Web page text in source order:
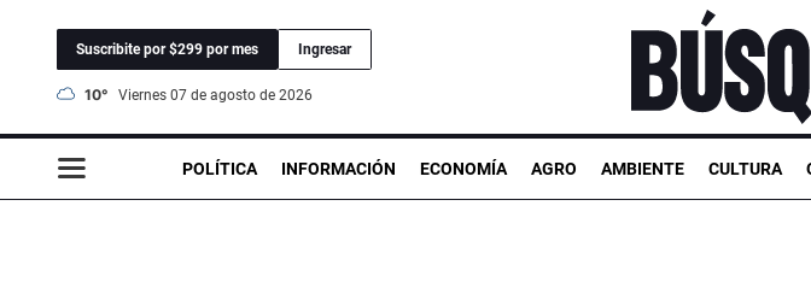
Suscribite por $299 por mes Ingresar
10° viernes 07 de agosto de 2026
POLÍTICA INFORMACIÓN ECONOMÍA AGRO AMBIENTE CULTURA